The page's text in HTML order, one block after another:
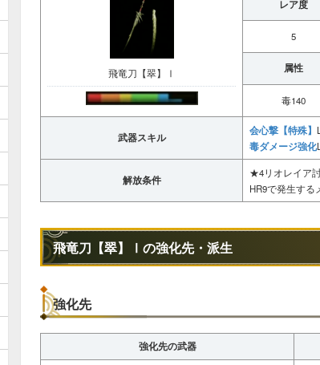
飛竜刀【翠】Ⅰ
レア度
5
属性
毒140
武器スキル
会心撃【特殊】
毒ダメージ強化
解放条件
★4リオレイア
HR9で発生す
飛竜刀【翠】Ⅰの強化先・派生
強化先
強化先の武器